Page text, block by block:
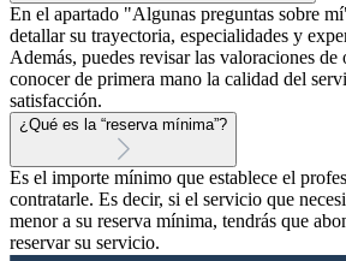
En el apartado "Algunas preguntas sobre
detallar su trayectoria, especialidades y
Además, puedes revisar las valoraciones de
conocer de primera mano la calidad del
satisfacción.
¿Qué es la “reserva mínima”?
Es el importe mínimo que establece el
contratarle. Es decir, si el servicio que
menor a su reserva mínima, tendrás que
reservar su servicio.